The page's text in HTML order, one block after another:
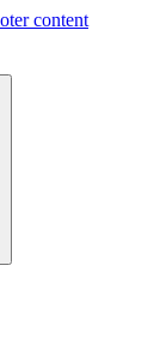
content